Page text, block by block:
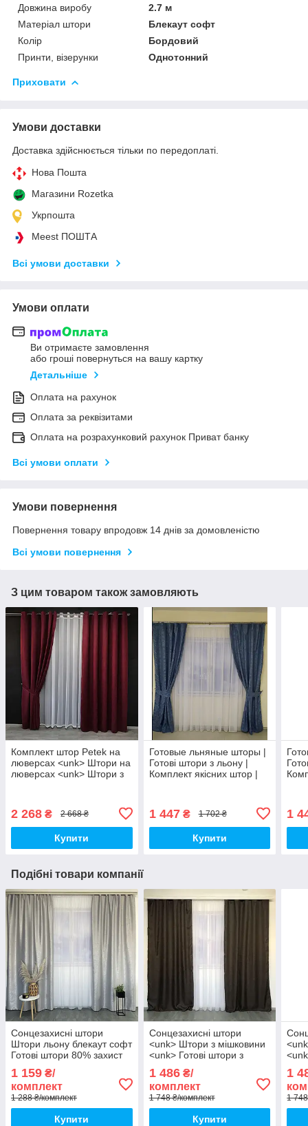
Довжина виробу
2.7 м
Матеріал штори
Блекаут софт
Колір
Бордовий
Принти, візерунки
Однотонний
Приховати
Умови доставки
Доставка здійснюється тільки по передоплаті.
Нова Пошта
Магазини Rozetka
Укрпошта
Meest ПОШТА
Всі умови доставки
Умови оплати
Ви отримаєте замовлення
або гроші повернуться на вашу картку
Детальніше
Оплата на рахунок
Оплата за реквізитами
Оплата на розрахунковий рахунок Приват банку
Всі умови оплати
Умови повернення
Повернення товару впродовж 14 днів за домовленістю
Всі умови повернення
З цим товаром також замовляють
Комплект штор Petek на
люверсах <unk> Штори на
люверсах <unk> Штори з
2 268 ₴ 2 668 ₴
Купити
Готовые льняные шторы |
Готові штори з льону |
Комплект якісних штор |
1 447₴ 1 702 ₴
Купити
1
Подібні товари компанії
Сонцезахисні штори
Штори льону блекаут софт
Готові штори 80% захист
від сонця
1 159 ₴/
комплект
1 288 ₴/комплект
Купити
Сонцезахисні штори
<unk> Штори з мішковини
<unk> Готові штори з
льону <unk> 100% захист
від сонця <unk> Коричневі
штори <unk>
1 486₴/
комплект
1 748 ₴/комплект
Купити
від
1
1